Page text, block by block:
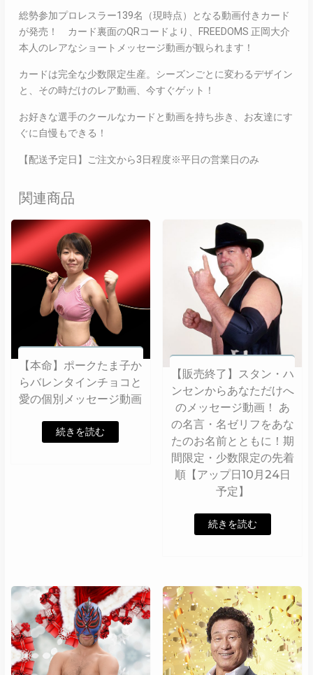
総勢参加プロレスラー139名（現時点）となる動画付きカード
が発売！ カード裏面のQRコードより、FREEDOMS 正岡大介
本人のレアなショートメッセージ動画が観られます！
カードは完全な少数限定生産。シーズンごとに変わるデザイン
と、その時だけのレア動画、今すぐゲット！
お好きな選手のクールなカードと動画を持ち歩き、お友達にす
ぐに自慢もできる！
【配送予定日】ご注文から3日程度※平日の営業日のみ
関連商品
【本命】ポークたま子か
らバレンタインチョコと
愛の個別メッセージ動画
続きを読む
【販売終了】スタン・ハ
ンセンからあなただけへ
のメッセージ動画！ あ
の名言・名ゼリフをあな
たのお名前とともに！期
間限定・少数限定の先着
順【アップ日10月24日
予定】
続きを読む